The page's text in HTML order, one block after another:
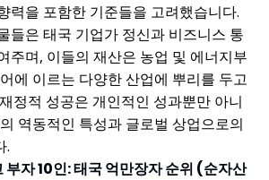
력을 포함한 기준들을 고려했습니다.
들은 태국 기업가 정신과 비즈니스 통
주며, 이들의 재산은 농업 및 에너지부
에 이르는 다양한 산업에 뿌리를 두고
정적 성공은 개인적인 성과뿐만 아니
역동적인 특성과 글로벌 상업으로의
.
자 10인: 태국 억만장자 순위 (순자산